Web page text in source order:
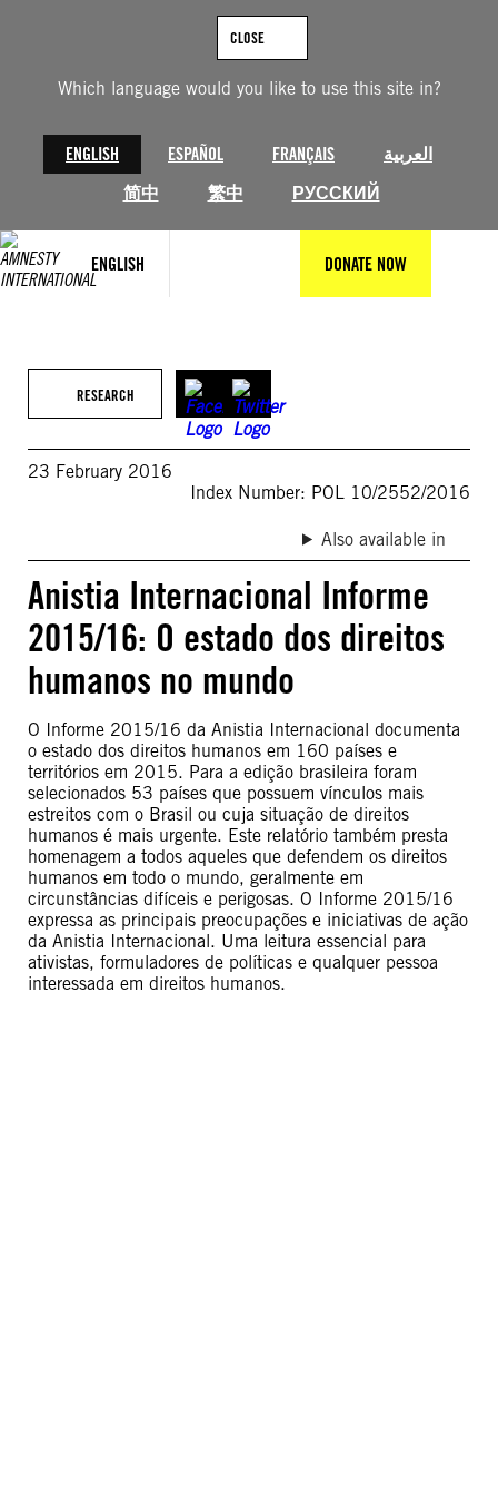
Which language would you like to use this site in?
ENGLISH ESPAÑOL FRANÇAIS
العربية
简中
繁中 РУССКИЙ
CLOSE
ENGLISH DONATE NOW
RESEARCH
23 February 2016
Index Number: POL 10/2552/2016
Also available in
Anistia Internacional Informe
2015/16: O estado dos direitos
humanos no mundo
O Informe 2015/16 da Anistia Internacional documenta
o estado dos direitos humanos em 160 países e
territórios em 2015. Para a edição brasileira foram
selecionados 53 países que possuem vínculos mais
estreitos com o Brasil ou cuja situação de direitos
humanos é mais urgente. Este relatório também presta
homenagem a todos aqueles que defendem os direitos
humanos em todo o mundo, geralmente em
circunstâncias difíceis e perigosas. O Informe 2015/16
expressa as principais preocupações e iniciativas de ação
da Anistia Internacional. Uma leitura essencial para
ativistas, formuladores de políticas e qualquer pessoa
interessada em direitos humanos.